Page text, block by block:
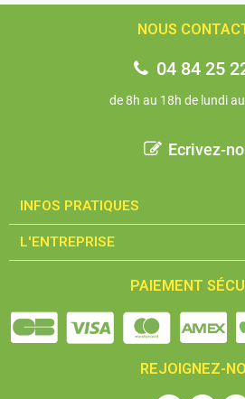
NOUS
04 84 25
de 8h au 18h de lundi
Ecrivez-
INFOS PRATIQUES​
L'ENTREPRISE​
PAIEMENT
REJOIGNEZ-